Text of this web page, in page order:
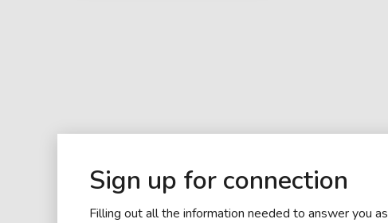
Sign up for connection
Filling out all the information needed to answer you as